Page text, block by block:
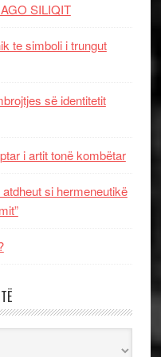
SILIQIT
te simboli i trungut
së identitetit
i artit tonë kombëtar
si hermeneutikë